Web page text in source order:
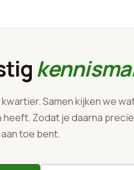
Samen kijken we
Zodat je daarna
toe bent.